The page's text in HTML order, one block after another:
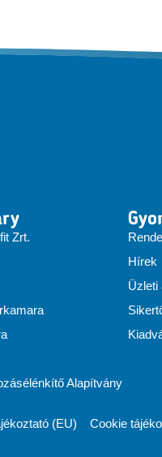
Zrt.
Alapítvány
Hírek
Üzleti
(EU) Cookie